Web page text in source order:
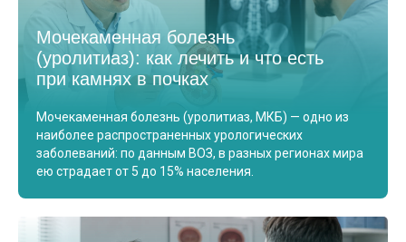
Мочекаменная болезнь
(уролитиаз): как лечить и что есть
при камнях в почках
Мочекаменная болезнь (уролитиаз, МКБ) — одно из
наиболее распространенных урологических
заболеваний: по данным ВОЗ, в разных регионах мира
ею страдает от 5 до 15% населения.